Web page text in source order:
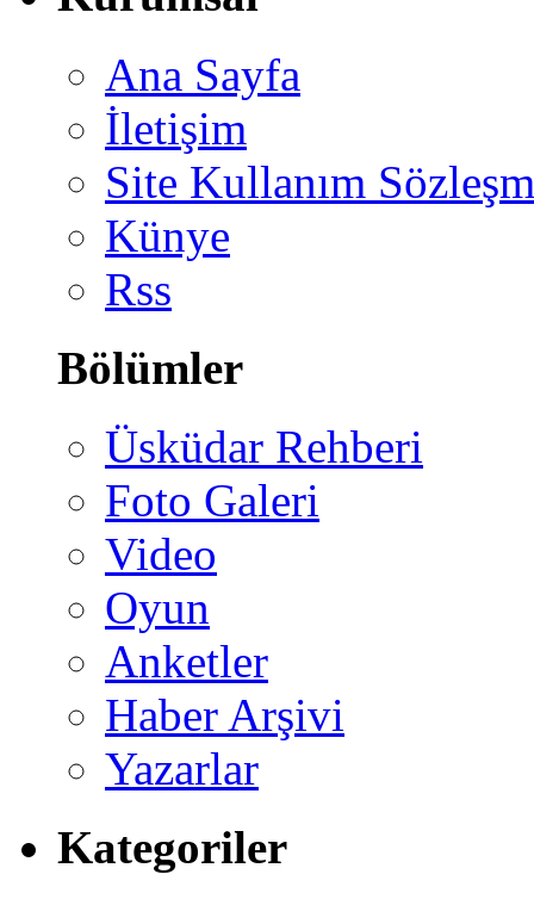
Ana Sayfa
İletişim
Site Kullanım
Künye
Rss
Bölümler
Üsküdar Rehberi
Foto Galeri
Video
Oyun
Anketler
Haber Arşivi
Yazarlar
Kategoriler